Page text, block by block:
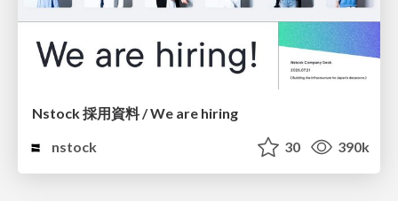
Nstock 採用資料 / We are hiring
nstock
30 390k